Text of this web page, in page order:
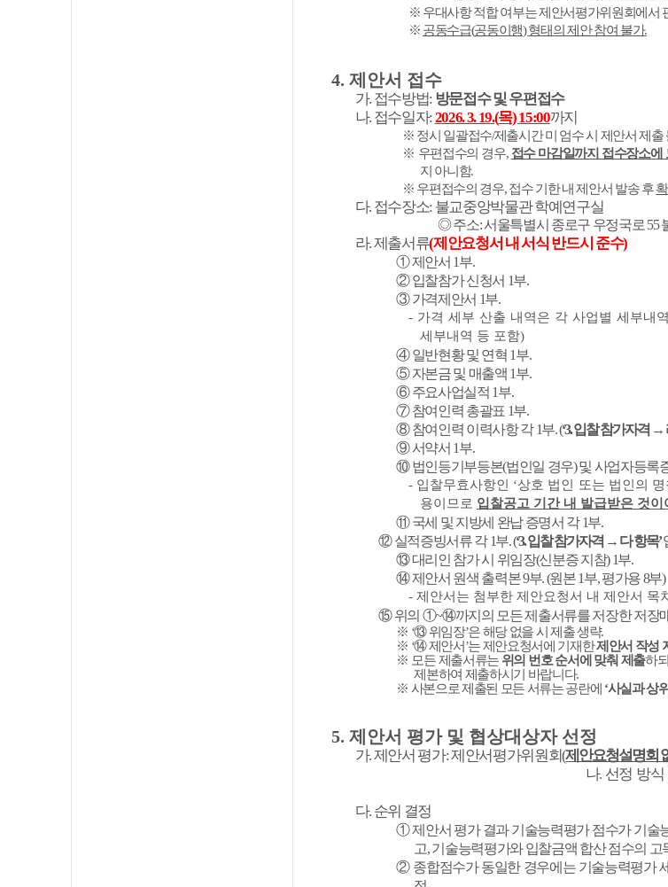
※ 우대사항 적합 여부는 제안서평가위원회에서
※ 공동수급(공동이행)형태의 제안 참여 불가.
4. 제안서 접수
가. 접수방법: 방문접수 및 우편접수
나. 접수일자:2026. 3. 19.(목) 15:00까지
※ 정시 일괄접수/제출시간 미 엄수 시 제안서 제출
※ 우편접수의 경우, 접수 마감일까지 접수장소에
지 아니함.
※ 우편접수의 경우,접수 기한 내 제안서 발송 후
다. 접수장소: 불교중앙박물관 학예연구실
◎주소:서울특별시 종로구 우정국로 55
라.제출서류(제안요청서 내 서식 반드시 준수)
①제안서 1부.
②입찰참가 신청서 1부.
③가격제안서 1부.
- 가격 세부 산출 내역은 각 사업별 세부내
세부내역 등 포함)
④일반현황 및 연혁 1부.
⑤자본금 및 매출액 1부.
⑥주요사업실적 1부.
⑦참여인력 총괄표 1부.
⑧참여인력 이력사항 각1부.(‘3.입찰 참가자격 →
⑨서약서 1부.
⑩법인등기부등본(법인일 경우)및 사업자등록
- 입찰무효사항인 ‘상호 법인 또는 법인의 명
용이므로 입찰공고 기간 내 발급받은 것이
⑪국세 및 지방세 완납 증명서 각1부.
⑫실적증빙서류 각1부.(‘3.입찰 참가자격 → 다 항목’
⑬대리인 참가 시 위임장(신분증 지참) 1부.
⑭제안서 원색 출력본9부. (원본1부,평가용8부)
- 제안서는 첨부한 제안요청서 내 제안서 목
⑮위의 ①~⑭까지의 모든 제출서류를 저장한 저장
※ ‘⑬위임장’은 해당 없을 시 제출 생략.
※ ‘⑭제안서’는 제안요청서에 기재한제안서 작성
※ 모든 제출서류는 위의 번호 순서에 맞춰 제출하되
제본하여 제출하시기 바랍니다.
※ 사본으로 제출된 모든 서류는 공란에 ‘사실과 상
5. 제안서 평가 및 협상대상자 선정
가.제안서 평가:제안서평가위원회(제안요청설명회
나. 선정 방
다. 순위 결정
①제안서 평가 결과 기술능력평가 점수가 기술
고,기술능력평가와 입찰금액 합산 점수의
② 종합점수가 동일한 경우에는 기술능력평가